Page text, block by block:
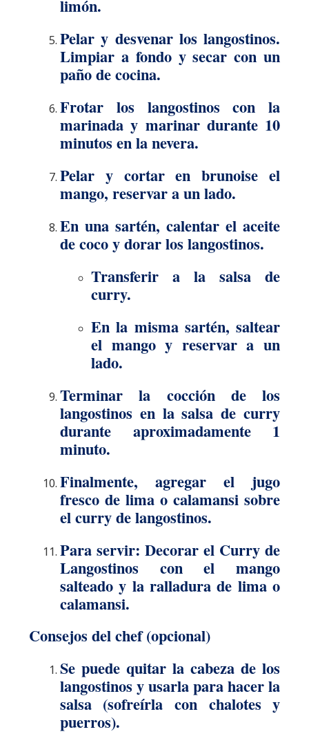
limón.
Pelar y desvenar los langostinos.
Limpiar a fondo y secar con un
paño de cocina.
Frotar los langostinos con la
marinada y marinar durante 10
minutos en la nevera.
Pelar y cortar en brunoise el
mango, reservar a un lado.
En una sartén, calentar el aceite
de coco y dorar los langostinos.
Transferir a la salsa de
curry.
En la misma sartén, saltear
el mango y reservar a un
lado.
Terminar la cocción de los
langostinos en la salsa de curry
durante aproximadamente 1
minuto.
Finalmente, agregar el jugo
fresco de lima o calamansi sobre
el curry de langostinos.
Para servir: Decorar el Curry de
Langostinos con el mango
salteado y la ralladura de lima o
calamansi.
Consejos del chef (opcional)
Se puede quitar la cabeza de los
langostinos y usarla para hacer la
salsa (sofreírla con chalotes y
puerros).